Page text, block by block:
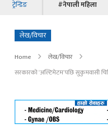
ट्रेन्डिङ #नेपाली महिला
लेख/विचार
Home
लेख/विचार
सरकारको ‘अल्टिमेटम’पछि सुकुमवासी